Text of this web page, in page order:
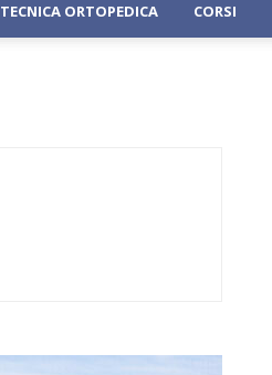
TECNICA ORTOPEDICA CORSI